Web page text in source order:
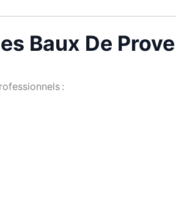
Baux De
: